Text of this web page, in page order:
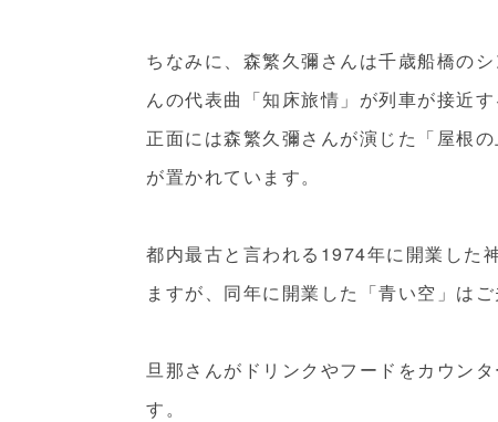
ちなみに、森繁久彌さんは千歳船橋の
んの代表曲「知床旅情」が列車が接近
正面には森繁久彌さんが演じた「屋根
が置かれています。
都内最古と言われる1974年に開業した
ますが、同年に開業した「青い空」は
旦那さんがドリンクやフードをカウン
す。